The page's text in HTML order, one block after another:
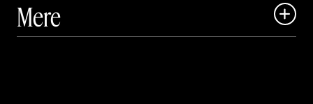
 Art Matter Festival
Mere 